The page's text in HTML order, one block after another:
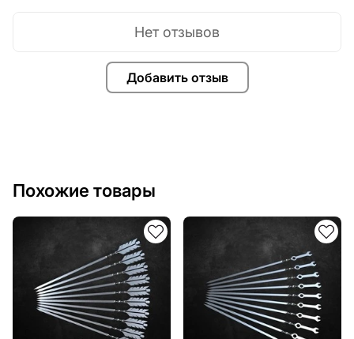
нужно, чтобы мы выполнили индивидуальный чертеж
Добавить отзыв
Нет отзывов
Похожие товары